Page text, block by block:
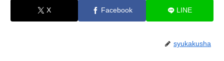
X Facebook LINE
syukakusha